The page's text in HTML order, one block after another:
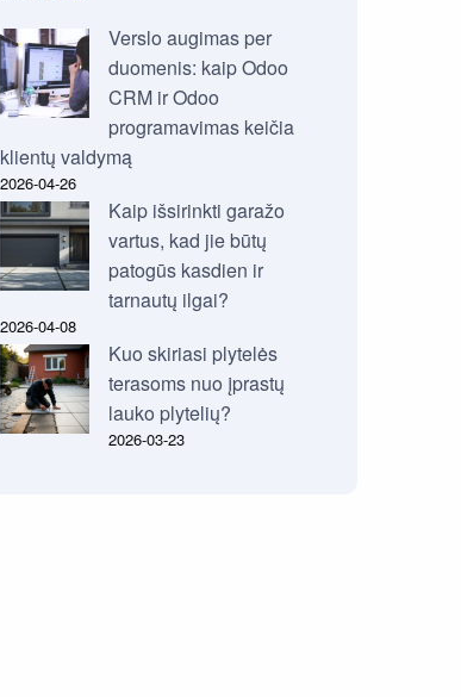
Verslo augimas per
duomenis: kaip Odoo
CRM ir Odoo
programavimas keičia
klientų valdymą
2026-04-26
Kaip išsirinkti garažo
vartus, kad jie būtų
patogūs kasdien ir
tarnautų ilgai?
2026-04-08
Kuo skiriasi plytelės
terasoms nuo įprastų
lauko plytelių?
2026-03-23